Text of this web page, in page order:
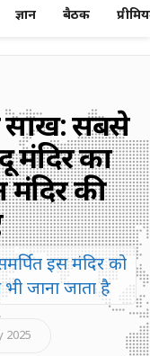
ज्ञान बैठक
साख: सबसे
मंदिर का
मंदिर की
इस मंदिर को
जाना जाता है
2025